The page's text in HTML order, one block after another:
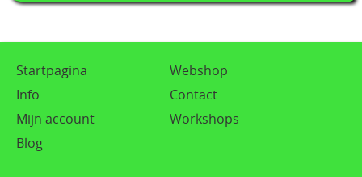
Startpagina
Webshop
Info
Contact
Mijn account
Workshops
Blog